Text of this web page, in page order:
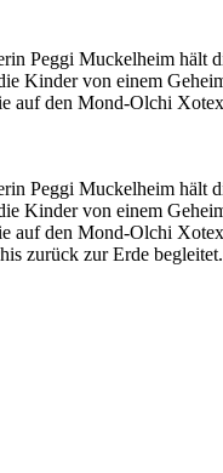
Peggi Muckelheim hält
Kinder von einem
auf den Mond-Olchi
Peggi Muckelheim hält
Kinder von einem
auf den Mond-Olchi
zurück zur Erde